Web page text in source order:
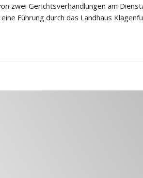
zwei Gerichtsverhandlungen am
Führung durch das Landhaus